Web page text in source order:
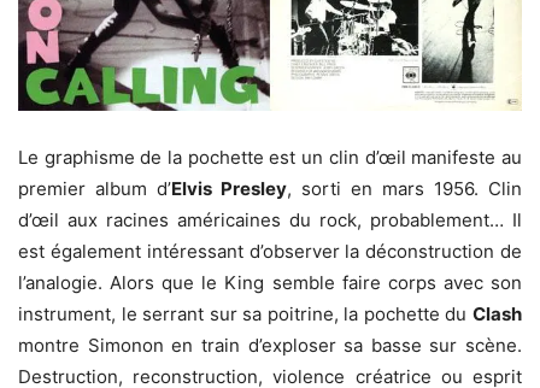
Le graphisme de la pochette est un clin d’œil manifeste au
premier album d’Elvis Presley, sorti en mars 1956. Clin
d’œil aux racines américaines du rock, probablement… Il
est également intéressant d’observer la déconstruction de
l’analogie. Alors que le King semble faire corps avec son
instrument, le serrant sur sa poitrine, la pochette du Clash
montre Simonon en train d’exploser sa basse sur scène.
Destruction, reconstruction, violence créatrice ou esprit